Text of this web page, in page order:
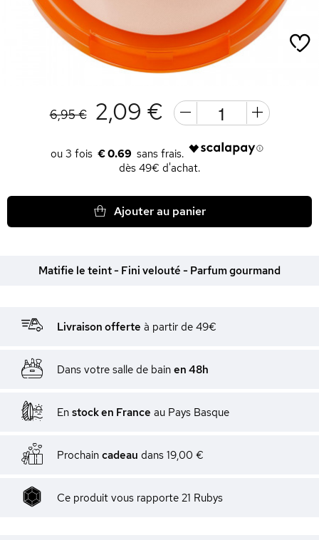
6,95 € 2,09 €
€ 0.69
dès 49€ d'achat.
Ajouter au panier
Matifie le teint - Fini velouté - Parfum gourmand
Livraison offerte à partir de 49€
Dans votre salle de bain en 48h
En stock en France au Pays Basque
Prochain cadeau dans 19,00 €
Ce produit vous rapporte 21 Rubys